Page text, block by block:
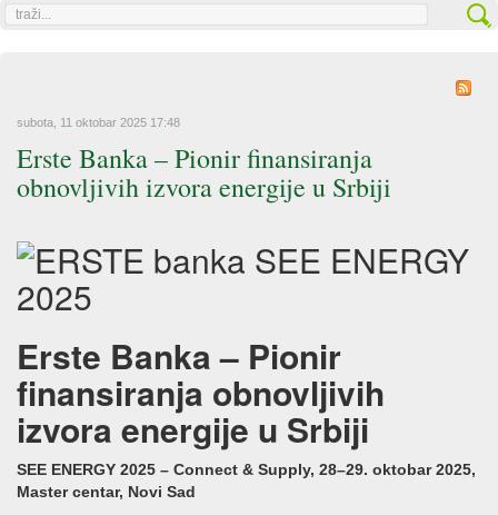
traži...
subota, 11 oktobar 2025 17:48
Erste Banka – Pionir finansiranja
obnovljivih izvora energije u Srbiji
Erste Banka – Pionir
finansiranja obnovljivih
izvora energije u Srbiji
SEE ENERGY 2025 – Connect & Supply, 28–29. oktobar 2025,
Master centar, Novi Sad